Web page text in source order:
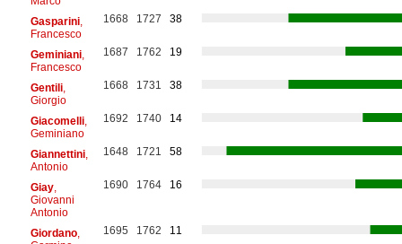
Gasparini,
Francesco
1668 1727 38
Geminiani,
Francesco
1687 1762 19
Gentili,
Giorgio
1668 1731 38
Giacomelli,
Geminiano
1692 1740 14
Giannettini,
Antonio
1648 1721 58
Giay,
Giovanni
Antonio
1690 1764 16
Giordano,
1695 1762 11